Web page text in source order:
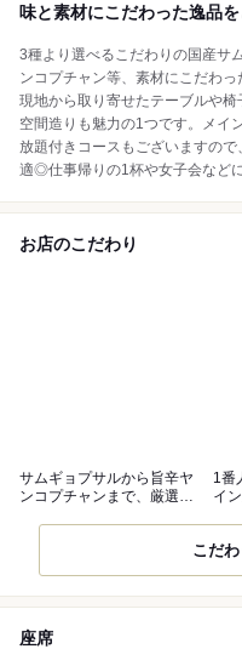
味と素材にこだわった逸品
3種より選べるこだわりの国産サ
ンコプチャン等、素材にこだわっ
現地から取り寄せたテーブルや
空間造りも魅力の1つです。メイ
放題付きコースもございますの
適◎仕事帰りの1杯や女子会など
お店のこだわり
サムギョプサルから旨辛ヤ
ンコプチャンまで、厳選素
1番
イ
こだ
座席